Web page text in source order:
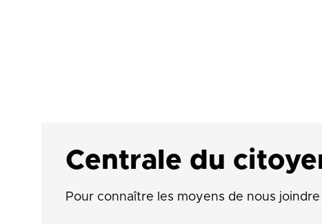
Centrale du
Pour connaître les moyens de nous